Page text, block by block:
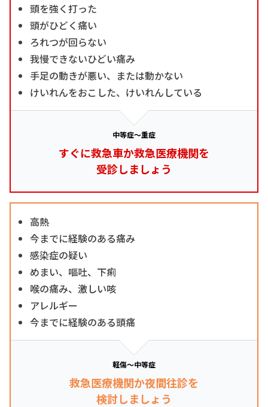
頭を強く打った
頭がひどく痛い
ろれつが回らない
我慢できないひどい痛み
手足の動きが悪い、または動かない
けいれんをおこした、けいれんしている
中等症～重症
すぐに救急車か救急医療機関を
受診しましょう
高熱
今までに経験のある痛み
感染症の疑い
めまい、嘔吐、下痢
喉の痛み、激しい咳
アレルギー
今までに経験のある頭痛
軽傷～中等症
救急医療機関か夜間往診を
検討しましょう